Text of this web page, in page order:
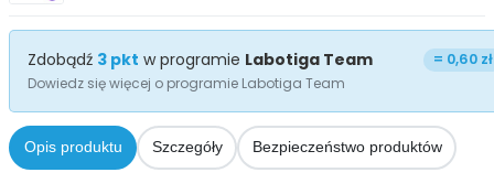
Zdobądź 3 pkt w programie Labotiga Team = 0,60 zł
Dowiedz się więcej o programie Labotiga Team
Opis produktu Szczegóły Bezpieczeństwo produktów